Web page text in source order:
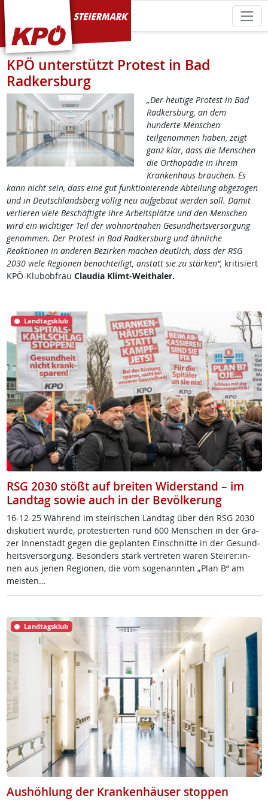
KPÖ Steiermark
KPÖ unterstützt Protest in Bad
Radkersburg
„Der heutige Protest in Bad
Radkersburg, an dem
hunderte Menschen
teilgenommen haben, zeigt
ganz klar, dass die Menschen
die Orthopädie in ihrem
Krankenhaus brauchen. Es
kann nicht sein, dass eine gut funktionierende Abteilung abgezogen
und in Deutschlandsberg völlig neu aufgebaut werden soll. Damit
verlieren viele Beschäftigte ihre Arbeitsplätze und den Menschen
wird ein wichtiger Teil der wohnortnahen Gesundheitsversorgung
genommen. Der Protest in Bad Radkersburg und ähnliche
Reaktionen in anderen Bezirken machen deutlich, dass der RSG
2030 viele Regionen benachteiligt, anstatt sie zu stärken“, kritisiert
KPÖ-Klubobfrau Claudia Klimt-Weithaler.
Landtagsklub
RSG 2030 stößt auf breiten Widerstand – im
Landtag sowie auch in der Bevölkerung
16-12-25 Wäh­rend im stei­ri­schen Land­tag über den RSG 2030
dis­ku­tiert wur­de, pro­tes­tier­ten rund 600 Men­schen in der Gra­
zer In­nen­stadt ge­gen die ge­plan­ten Ein­schnit­te in der Ge­sund­
heits­ver­sor­gung. Be­son­ders stark ver­t­re­ten wa­ren Stei­rer:in­
nen aus je­nen Re­gio­nen, die vom so­ge­nann­ten „Plan B“ am
meis­ten…
Landtagsklub
Aushöhlung der Krankenhäuser stoppen